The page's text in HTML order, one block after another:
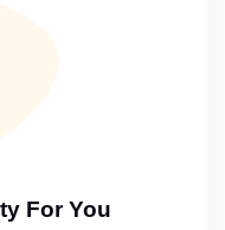
For You